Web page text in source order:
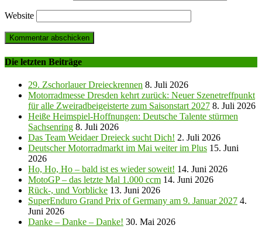
Website
Die letzten Beiträge
29. Zschorlauer Dreieckrennen 8. Juli 2026
Motorradmesse Dresden kehrt zurück: Neuer Szenetreffpunkt
für alle Zweiradbeigeisterte zum Saisonstart 2027 8. Juli 2026
Heiße Heimspiel-Hoffnungen: Deutsche Talente stürmen
Sachsenring 8. Juli 2026
Das Team Weidaer Dreieck sucht Dich! 2. Juli 2026
Deutscher Motorradmarkt im Mai weiter im Plus 15. Juni
2026
Ho, Ho, Ho – bald ist es wieder soweit! 14. Juni 2026
MotoGP – das letzte Mal 1.000 ccm 14. Juni 2026
Rück-, und Vorblicke 13. Juni 2026
SuperEnduro Grand Prix of Germany am 9. Januar 2027 4.
Juni 2026
Danke – Danke – Danke! 30. Mai 2026